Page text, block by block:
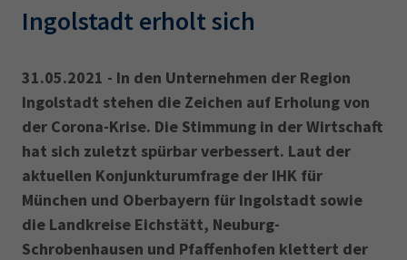
IHK Akademie
Magazin Log-in
Ingolstadt erholt sich
31.05.2021 - In den Unternehmen der Region
Ingolstadt stehen die Zeichen auf Erholung von
der Corona-Krise. Die Stimmung in der Wirtschaft
hat sich zuletzt spürbar verbessert. Laut der
aktuellen Konjunkturumfrage der IHK für
München und Oberbayern für Ingolstadt sowie
die Landkreise Eichstätt, Neuburg-
Schrobenhausen und Pfaffenhofen klettert der